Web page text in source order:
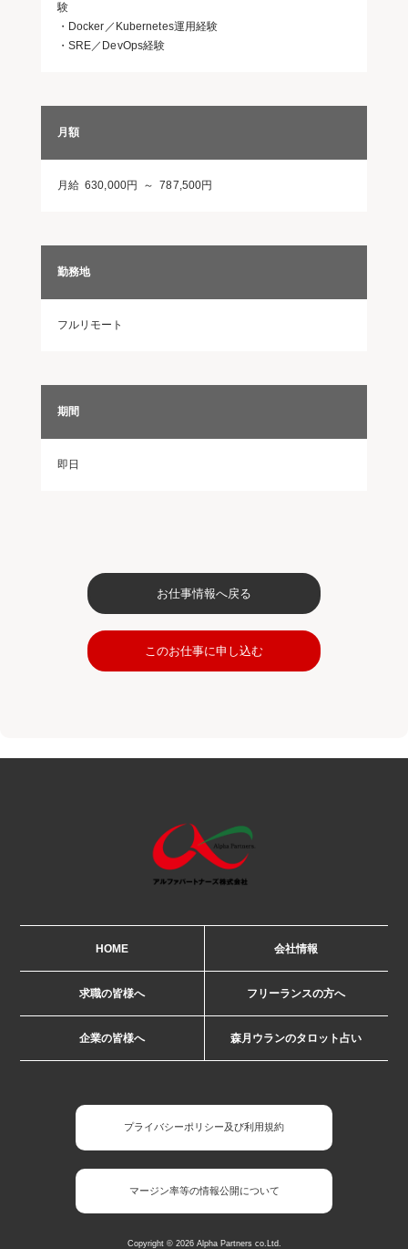
験
・Docker／Kubernetes運用経験
・SRE／DevOps経験
月額
月給 630,000円 ～ 787,500円
勤務地
フルリモート
期間
即日
お仕事情報へ戻る
このお仕事に申し込む
HOME 会社情報
求職の皆様へ フリーランスの方へ
企業の皆様へ 森月ウランのタロット占い
プライバシーポリシー及び利用規約
マージン率等の情報公開について
Copyright © 2026 Alpha Partners co.Ltd.